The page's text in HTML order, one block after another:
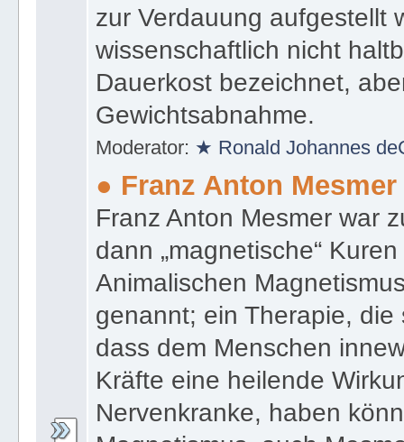
zur Verdauung aufgestellt
wissenschaftlich nicht
Dauerkost bezeichnet,
Gewichtsabnahme.
Moderator: ★ Ronald Johannes
● Franz Anton Mesmer
Franz Anton Mesmer war
dann „magnetische“
Animalischen
genannt; ein Therapie,
dass dem Menschen
Kräfte eine heilende
Nervenkranke, haben